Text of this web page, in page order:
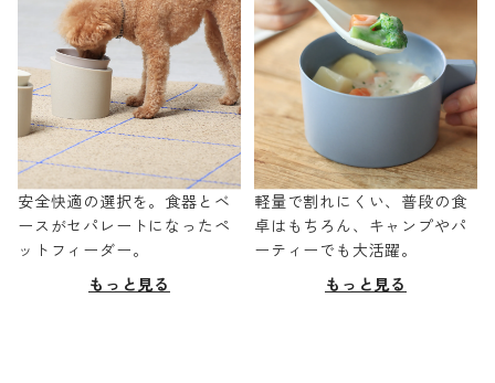
安全快適の選択を。食器とベ
ースがセパレートになったペ
ットフィーダー。
もっと見る
軽量で割れにくい、普段の食
卓はもちろん、キャンプやパ
ーティーでも大活躍。
もっと見る